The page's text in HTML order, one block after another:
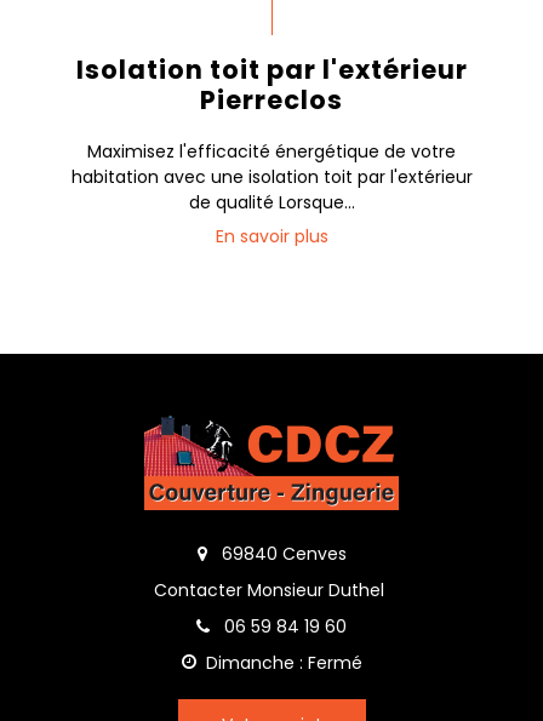
Isolation toit par l'extérieur
Pierreclos
Maximisez l'efficacité énergétique de votre
habitation avec une isolation toit par l'extérieur
de qualité Lorsque...
En savoir plus
69840 Cenves
Contacter Monsieur Duthel
06 59 84 19 60
Dimanche : Fermé